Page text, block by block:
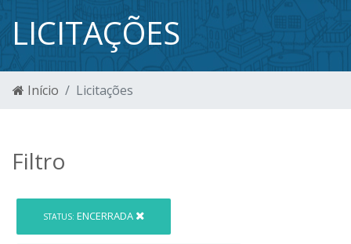
LICITAÇÕES
Início Licitações
Filtro
STATUS: ENCERRADA